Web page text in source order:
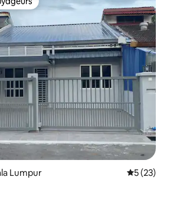
les plus appréciés
Lumpur
5 (23)